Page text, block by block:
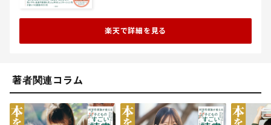
楽天で詳細を見る
著者関連コラム